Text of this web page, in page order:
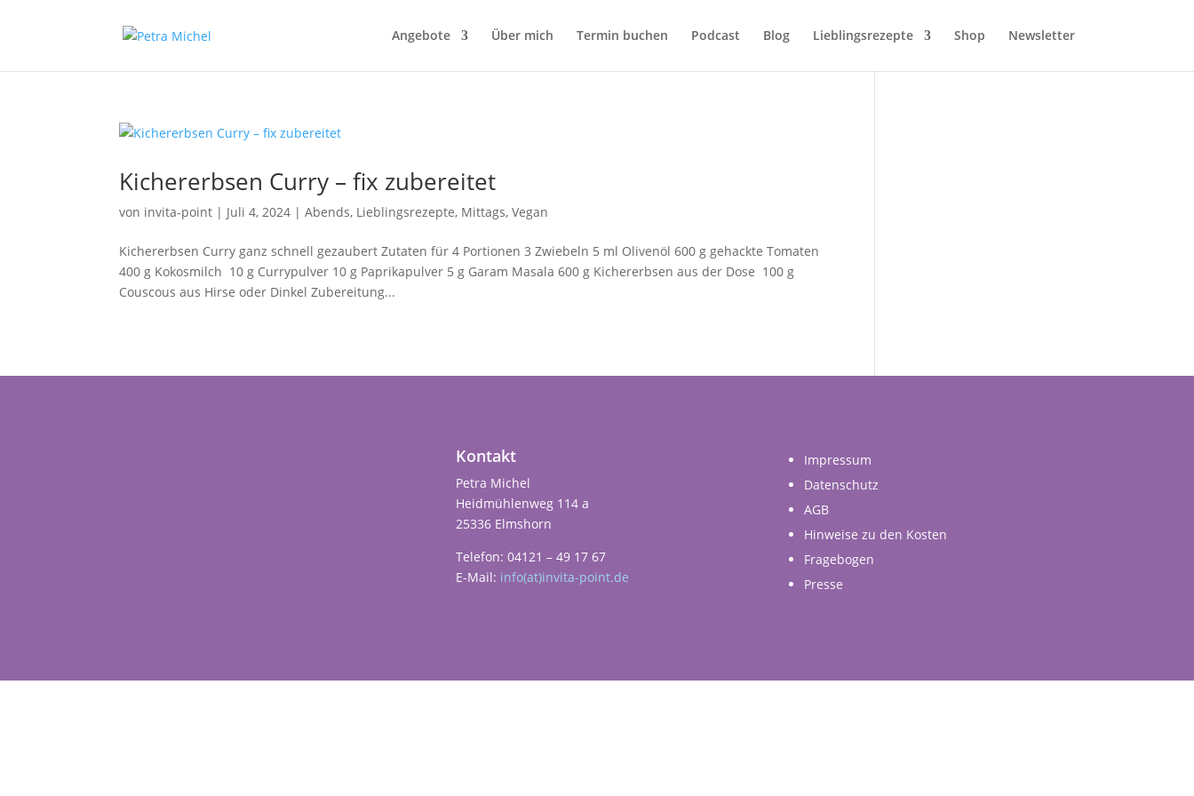
Angebote Über mich Termin buchen Podcast Blog Lieblingsrezepte Shop Newsletter
Kichererbsen Curry – fix zubereitet
von invita-point | Juli 4, 2024 |Abends, Lieblingsrezepte, Mittags,Vegan
Kichererbsen Curry ganz schnell gezaubert Zutaten für 4 Portionen 3 Zwiebeln 5 ml Olivenöl 600 g gehackte Tomaten
400 g Kokosmilch 10 g Currypulver 10 g Paprikapulver 5 g Garam Masala 600 g Kichererbsen aus der Dose 100 g
Couscous aus Hirse oder Dinkel Zubereitung...
Kontakt
Petra Michel
Heidmühlenweg 114 a
25336 Elmshorn
Telefon: 04121 – 49 17 67
E-Mail: info(at)invita-point.de
Impressum
Datenschutz
AGB
Hinweise zu den Kosten
Fragebogen
Presse